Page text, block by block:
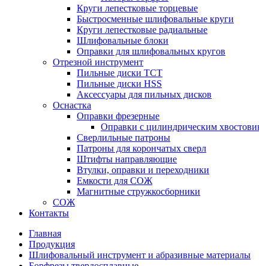
Круги лепестковые торцевые
Быстросменные шлифовальные круги
Круги лепестковые радиальные
Шлифовальные блоки
Оправки для шлифовальных кругов
Отрезной инструмент
Пильные диски ТСТ
Пильные диски HSS
Аксессуары для пильных дисков
Оснастка
Оправки фрезерные
Оправки с цилиндрическим
Сверлильные патроны
Патроны для корончатых сверл
Штифты направляющие
Втулки, оправки и переходники
Емкости для СОЖ
Магнитные стружкосборники
СОЖ
Контакты
Главная
Продукция
Шлифовальный инструмент и абразивные материалы